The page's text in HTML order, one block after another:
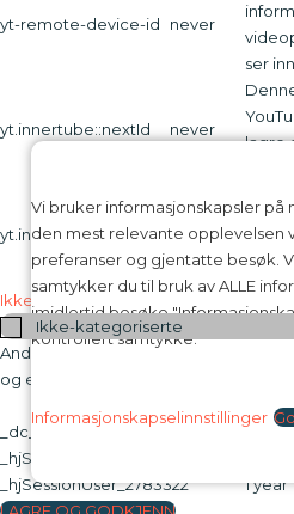
Vi bruker informasjonskapsler
den mest relevante opplevelsen
preferanser og gjentatte besøk.
samtykker du til bruk av ALLE
imidlertid besøke
kontrollert samtykke.
Informasjonskapselinnstillinger
yt-remote-device-id never
ser
yt.innertube::nextId never
lagre
yt.innertube::requestsnever
Ikke-kategoriserte
Ikke-kategoriserte
Andre ikke-kategoriserte
og ennå ikke er klassifisert i en
_dc_gtm_UA-16973076-1
1
_hjSession_2783322
_hjSessionUser_2783322
1 year